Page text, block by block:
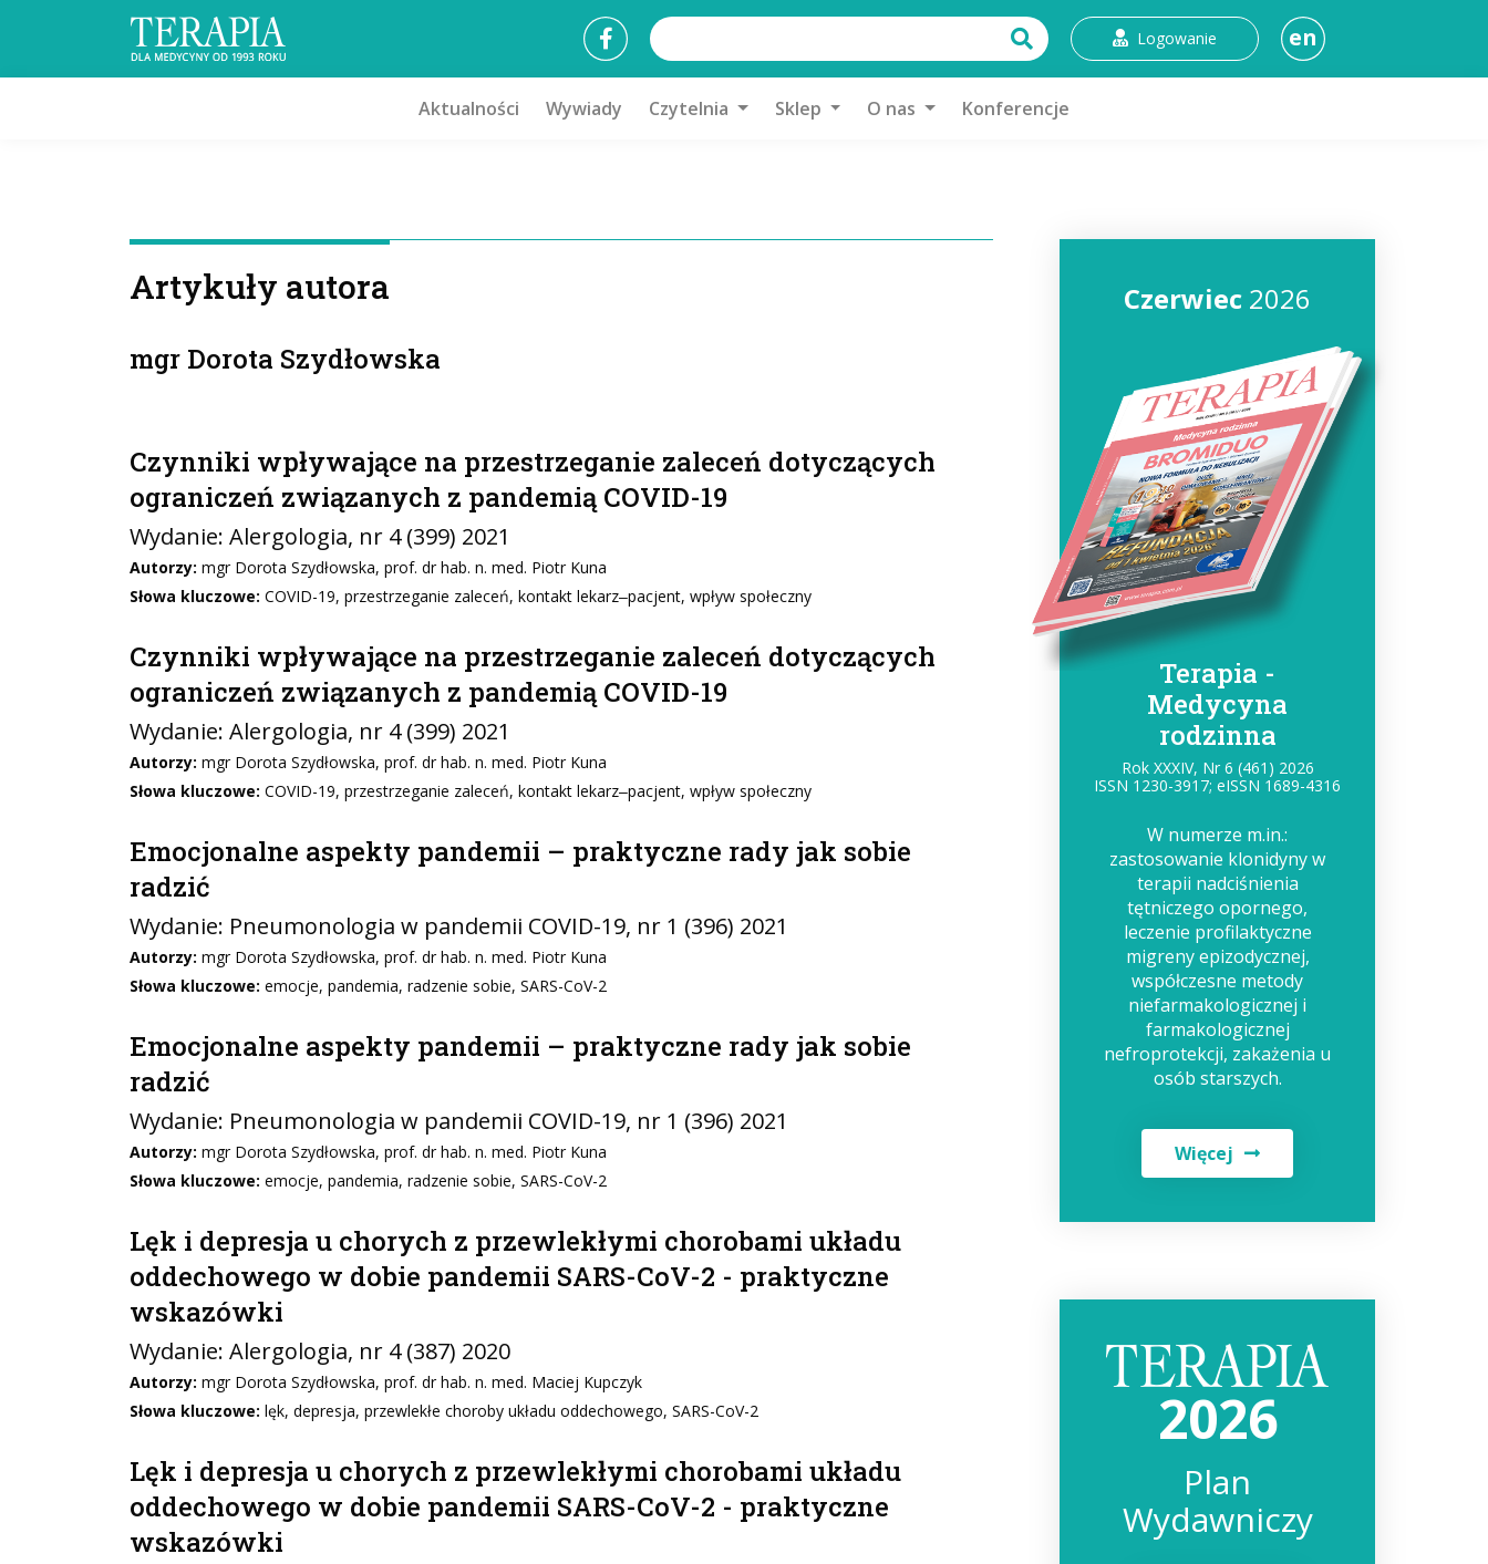
Logowanie en
Aktualności Wywiady Czytelnia Sklep O nas Konferencje
Artykuły autora
mgr Dorota Szydłowska
Czynniki wpływające na przestrzeganie zaleceń dotyczących
ograniczeń związanych z pandemią COVID-19
Wydanie: Alergologia, nr 4 (399) 2021
Autorzy: mgr Dorota Szydłowska, prof. dr hab. n. med. Piotr Kuna
Słowa kluczowe: COVID-19, przestrzeganie zaleceń, kontakt lekarz‒pacjent, wpływ społeczny
Czynniki wpływające na przestrzeganie zaleceń dotyczących
ograniczeń związanych z pandemią COVID-19
Wydanie: Alergologia, nr 4 (399) 2021
Autorzy: mgr Dorota Szydłowska, prof. dr hab. n. med. Piotr Kuna
Słowa kluczowe: COVID-19, przestrzeganie zaleceń, kontakt lekarz‒pacjent, wpływ społeczny
Emocjonalne aspekty pandemii – praktyczne rady jak sobie
radzić
Wydanie: Pneumonologia w pandemii COVID-19, nr 1 (396) 2021
Autorzy: mgr Dorota Szydłowska, prof. dr hab. n. med. Piotr Kuna
Słowa kluczowe: emocje, pandemia, radzenie sobie, SARS-CoV-2
Emocjonalne aspekty pandemii – praktyczne rady jak sobie
radzić
Wydanie: Pneumonologia w pandemii COVID-19, nr 1 (396) 2021
Autorzy: mgr Dorota Szydłowska, prof. dr hab. n. med. Piotr Kuna
Słowa kluczowe: emocje, pandemia, radzenie sobie, SARS-CoV-2
Lęk i depresja u chorych z przewlekłymi chorobami układu
oddechowego w dobie pandemii SARS-CoV-2 - praktyczne
wskazówki
Wydanie: Alergologia, nr 4 (387) 2020
Autorzy: mgr Dorota Szydłowska, prof. dr hab. n. med. Maciej Kupczyk
Słowa kluczowe: lęk, depresja, przewlekłe choroby układu oddechowego, SARS-CoV-2
Lęk i depresja u chorych z przewlekłymi chorobami układu
oddechowego w dobie pandemii SARS-CoV-2 - praktyczne
wskazówki
Czerwiec 2026
Terapia -
Medycyna
rodzinna
Rok XXXIV, Nr 6 (461) 2026
ISSN 1230-3917; eISSN 1689-4316
W numerze m.in.:
zastosowanie klonidyny w
terapii nadciśnienia
tętniczego opornego,
leczenie profilaktyczne
migreny epizodycznej,
współczesne metody
niefarmakologicznej i
farmakologicznej
nefroprotekcji, zakażenia u
osób starszych.
Więcej
2026
Plan
Wydawniczy